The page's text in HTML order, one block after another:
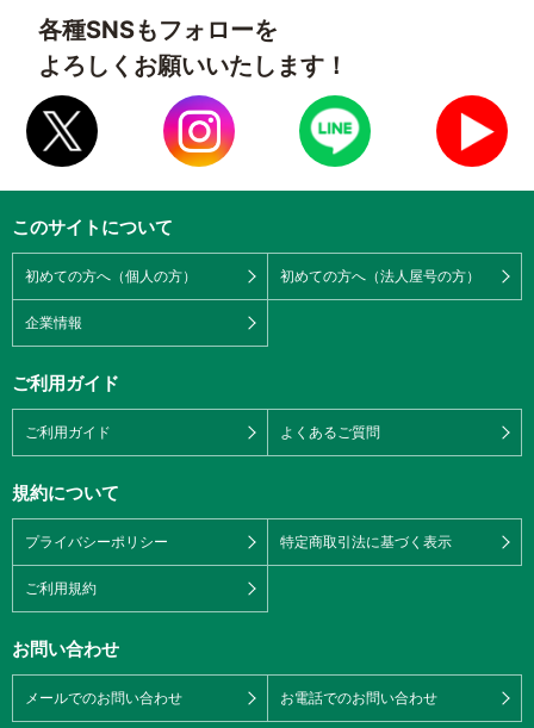
各種SNSもフォローを
よろしくお願いいたします！
このサイトについて
初めての方へ（個人の方） 初めての方へ（法人屋号の方）
企業情報
ご利用ガイド
ご利用ガイド よくあるご質問
規約について
プライバシーポリシー 特定商取引法に基づく表示
ご利用規約
お問い合わせ
メールでのお問い合わせ お電話でのお問い合わせ